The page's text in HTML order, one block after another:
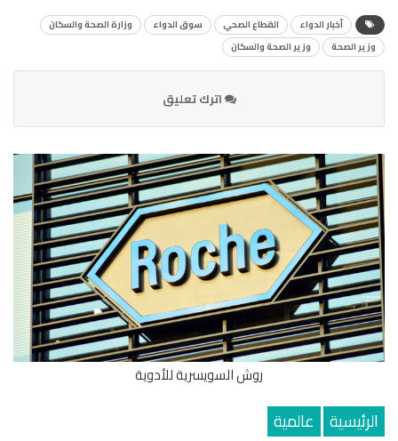
أخبار الدواء القطاع الصحي سوق الدواء
وزارة الصحة والسكان
وزير الصحة
وزير الصحة والسكان
اترك تعليق
روش السويسرية للأدوية
الرئيسية عالمية